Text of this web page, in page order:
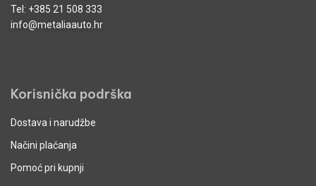
Tel: +385 21 508 333
info@metaliaauto.hr
Korisnička podrška
Dostava i narudžbe
Načini plaćanja
Pomoć pri kupnji